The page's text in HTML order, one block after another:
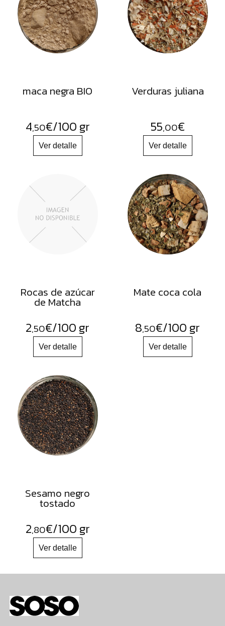
FRUTOS
SECOS
SAL
HIERBAS
PRODUCTOS
ACCESORIOS
ALIMENTOS
maca negra BIO
4,50€/100 gr
Verduras juliana
55,00€
Rocas de azúcar
de Matcha
2,50€/100 gr
Mate coca cola
8,50€/100 gr
Sesamo negro
tostado
2,80€/100 gr